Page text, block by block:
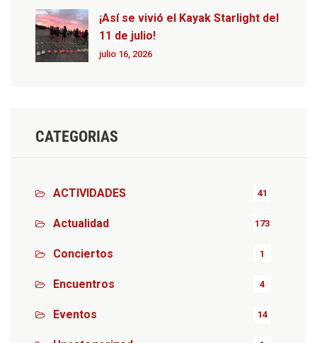
¡Así se vivió el Kayak Starlight del
11 de julio!
julio 16, 2026
CATEGORIAS
ACTIVIDADES 41
Actualidad 173
Conciertos 1
Encuentros 4
Eventos 14